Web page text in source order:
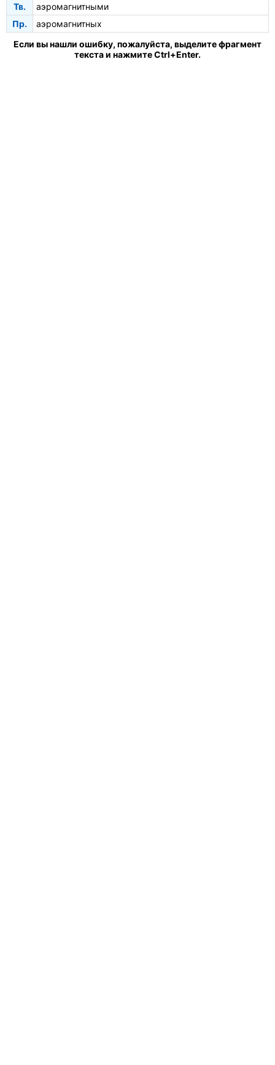
Тв.
аэромагнитными
Пр.
аэромагнитных
Если вы нашли ошибку, пожалуйста, выделите фрагмент
текста и нажмите Ctrl+Enter.